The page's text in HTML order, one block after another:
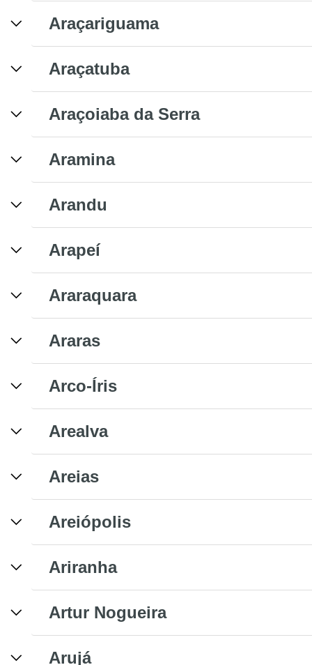
Araçariguama
Araçatuba
Araçoiaba da Serra
Aramina
Arandu
Arapeí
Araraquara
Araras
Arco-Íris
Arealva
Areias
Areiópolis
Ariranha
Artur Nogueira
Arujá